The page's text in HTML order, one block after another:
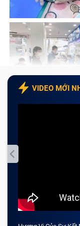
Tổng kết
Đặc điểm
1536 x 2048
VIDEO MỚI